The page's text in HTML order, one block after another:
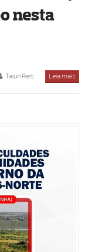
nesta
Taiuri Reis Leia mais